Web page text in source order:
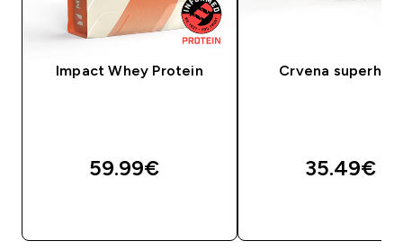
Impact Whey Protein
59.99€‎
Crvena
35.49€‎